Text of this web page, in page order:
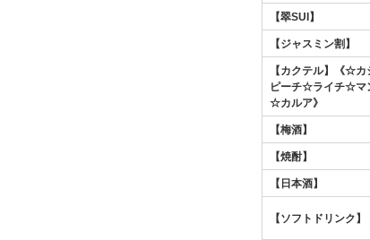
【翠SUI】
【ジャスミン割】
【カクテル】《☆
ピーチ☆ライチ☆マ
☆カルア》
【梅酒】
【焼酎】
【日本酒】
【ソフトドリンク】